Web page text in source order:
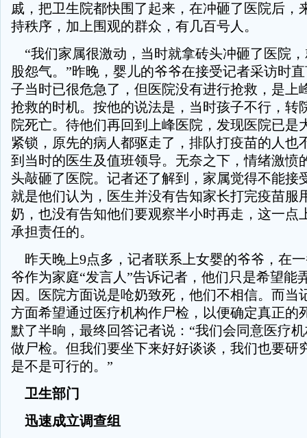
戚，把卫生院都快围了起来，在冲砸了医院后，
持秩序，加上围观的群众，有几百号人。
“我们家属很激动，当时就拿砖头冲砸了医院
股怨气。”昨晚，婴儿的爷爷在接受记者采访时
子当时已很危急了，但医院没有进行抢救，是上
抢救的时机。按他的说法是，当时孩子不行，转
院死亡。待他们再回到上峰医院，发现医院已是
紧锁，原先的病人都驱走了，排队打疫苗的人也
到当时的医生及值班领导。无奈之下，情绪激愤
头敲砸了医院。记者还了解到，家属觉得不能接
就是他们认为，医生并没有告知家长打完疫苗服
奶，也没有告知他们要观察半小时再走，这一点
承担责任的。
昨天晚上9点多，记者联系上女婴的爷爷，在
爷作为家庭“发言人”告诉记者，他们只是希望能
因。医院方面说是呛奶致死，他们不相信。而当
方面希望通过医疗机构作尸检，以便确定真正的
默了半晌，最终回答记者说：“我们会同意医疗
做尸检。但我们要坐下来好好谈谈，我们也要研
是不是可行的。”
卫生部门
迅速成立调查组